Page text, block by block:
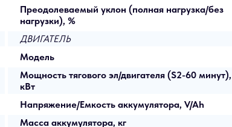
Преодолеваемый уклон (полная нагрузка/без
нагрузки), %
ДВИГАТЕЛЬ
Модель
Мощность тягового эл/двигателя (S2-60 минут),
кВт
Напряжение/Емкость аккумулятора, V/Ah
Масса аккумулятора, кг